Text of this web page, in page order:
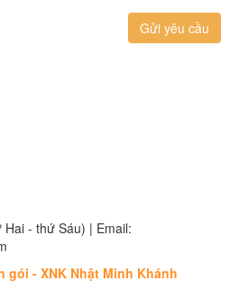
Gửi yêu cầu
- thứ Sáu) | Email:
gói - XNK Nhật Minh Khánh